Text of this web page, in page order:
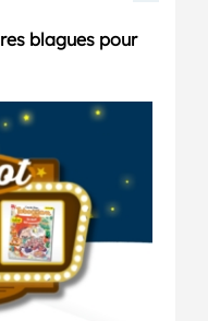
blagues pour